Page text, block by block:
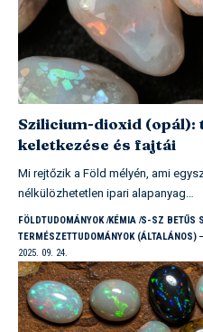
Szilicium-dioxid (opál):
keletkezése és fajtái
Mi rejtőzik a Föld mélyén, ami
nélkülözhetetlen ipari alapanyag…
FÖLDTUDOMÁNYOK KÉMIA S-SZ BETŰS
TERMÉSZETTUDOMÁNYOK (ÁLTALÁNOS)
2025. 09. 24.